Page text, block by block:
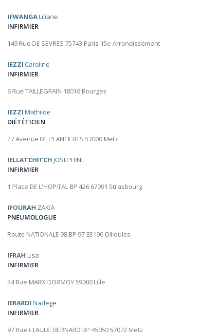
IFWANGALiliane
INFIRMIER
149 Rue DE SEVRES 75743 Paris 15e Arrondissement
IEZZI Caroline
INFIRMIER
6 Rue TAILLEGRAIN 18016 Bourges
IEZZI Mathilde
DIÉTÉTICIEN
27 Avenue DE PLANTIERES 57000 Metz
IELLATCHITCH JOSEPHINE
INFIRMIER
1 Place DE L'HOPITAL BP 426 67091 Strasbourg
IFOURAH ZAKIA
PNEUMOLOGUE
Route NATIONALE 98 BP 97 83190 Ollioules
IFRAH Lisa
INFIRMIER
44 Rue MARX DORMOY 59000 Lille
IERARDI Nadege
INFIRMIER
97 Rue CLAUDE BERNARD BP 45050 57072 Metz